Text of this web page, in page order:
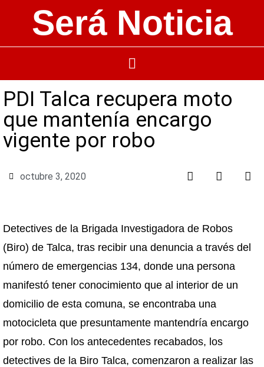
Será Noticia
PDI Talca recupera moto
que mantenía encargo
vigente por robo
octubre 3, 2020
Detectives de la Brigada Investigadora de Robos
(Biro) de Talca, tras recibir una denuncia a través del
número de emergencias 134, donde una persona
manifestó tener conocimiento que al interior de un
domicilio de esta comuna, se encontraba una
motocicleta que presuntamente mantendría encargo
por robo. Con los antecedentes recabados, los
detectives de la Biro Talca, comenzaron a realizar las